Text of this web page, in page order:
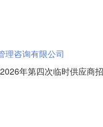
理咨询有限公司
年第四次临时供应商
应商”。注册成功后，